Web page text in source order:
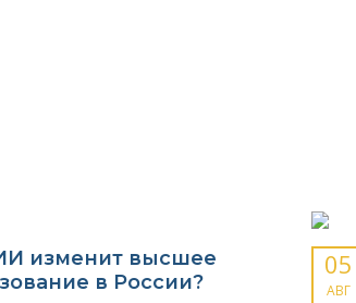
изменит высшее
в России?
05
АВГ